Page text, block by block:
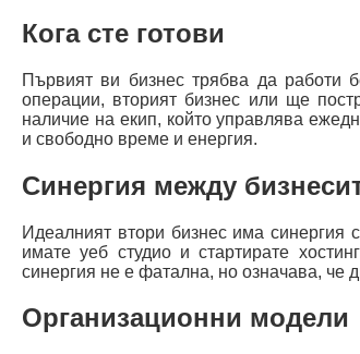
Кога сте готови
Първият ви бизнес трябва да работи
операции, вторият бизнес или ще
наличие на екип, който управлява
и свободно време и енергия.
Синергия между
Идеалният втори бизнес има
имате уеб студио и стартирате
синергия не е фатална, но означава, че
Организационни модели